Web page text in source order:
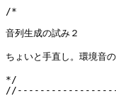
/*
音列生成の試み２
ちょいと手直し。環境音
*/